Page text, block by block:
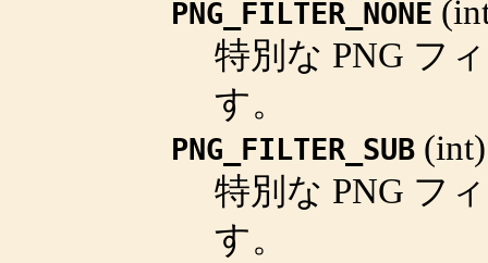
PNG_FILTER_NONE (
特別な PNG フ
す。
PNG_FILTER_SUB (int)
特別な PNG フ
す。